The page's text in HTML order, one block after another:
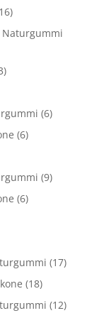
Naturgummi
(6)
(6)
(9)
(6)
(17)
(18)
(12)